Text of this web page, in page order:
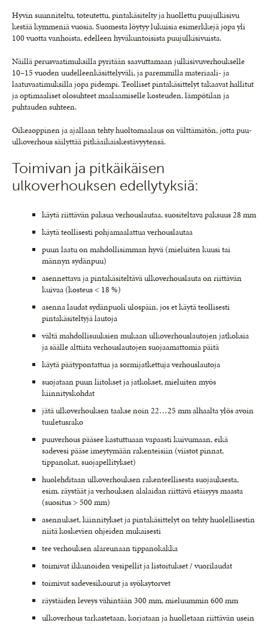
Hyvin suunniteltu, toteutettu, pintakäsitelty ja huollettu puujulkisivu
kestää kymmeniä vuosia. Suomesta löytyy lukuisia esimerkkejä jopa yli
100 vuotta vanhoista, edelleen hyväkuntoisista puujulkisivuista.
Näillä perusvaatimuksilla pyritään saavuttamaan julkisivuverhoukselle
10–15 vuoden uudelleenkäsittelyväli, ja paremmilla materiaali- ja
laatuvaatimuksilla jopa pidempi. Teolliset pintakäsittelyt takaavat hallitut
ja optimaaliset olosuhteet maalaamiselle kosteuden, lämpötilan ja
puhtauden suhteen.
Oikeaoppinen ja ajallaan tehty huoltomaalaus on välttämätön, jotta puu-
ulkoverhous säilyttää pitkäaikaiskestävyytensä.
Toimivan ja pitkäikäisen
ulkoverhouksen edellytyksiä:
käytä riittävän paksua verhouslautaa, suositeltava paksuus 28 mm
käytä teollisesti pohjamaalattua verhouslautaa
puun laatu on mahdollisimman hyvä (mieluiten kuusi tai
männyn sydänpuu)
asennettava ja pintakäsiteltävä ulkoverhouslauta on riittävän
kuivaa (kosteus < 18 %)
asenna laudat sydänpuoli ulospäin, jos et käytä teollisesti
pintakäsiteltyjä lautoja
vältä mahdollisuuksien mukaan ulkoverhouslautojen jatkoksia
ja säälle alttiita verhouslautojen suojaamattomia päitä
käytä päätypontattua ja sormijatkettuja verhouslautoja
suojataan puun liitokset ja jatkokset, mieluiten myös
kiinnityskohdat
jätä ulkoverhouksen taakse noin 22…25 mm alhaalta ylös avoin
tuuletusrako
puuverhous pääsee kastuttuaan vapaasti kuivumaan, eikä
sadevesi pääse imeytymään rakenteisiin (viistot pinnat,
tippanokat, suojapellitykset)
huolehditaan ulkoverhouksen rakenteellisesta suojauksesta,
esim. räystäät ja verhouksen alalaidan riittävä etäisyys maasta
(suositus > 500 mm)
asennukset, kiinnitykset ja pintakäsittelyt on tehty huolellisestin
niitä koskevien ohjeiden mukaisesti
tee verhouksen alareunaan tippanokakka
toimivat ikkunoiden vesipellit ja listoitukset / vuorilaudat
toimivat sadevesikourut ja syöksytorvet
räystäiden leveys vähintään 300 mm, mieluummin 600 mm
ulkoverhous tarkastetaan, korjataan ja huolletaan riittävän usein